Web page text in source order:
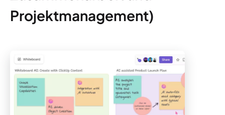
Projektmanagement)